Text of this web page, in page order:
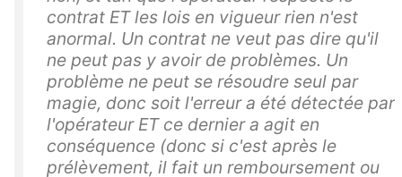
contrat ET les lois en vigueur rien n'est
anormal. Un contrat ne veut pas dire qu'il
ne peut pas y avoir de problèmes. Un
problème ne peut se résoudre seul par
magie, donc soit l'erreur a été détectée par
l'opérateur ET ce dernier a agit en
conséquence (donc si c'est après le
prélèvement, il fait un remboursement ou